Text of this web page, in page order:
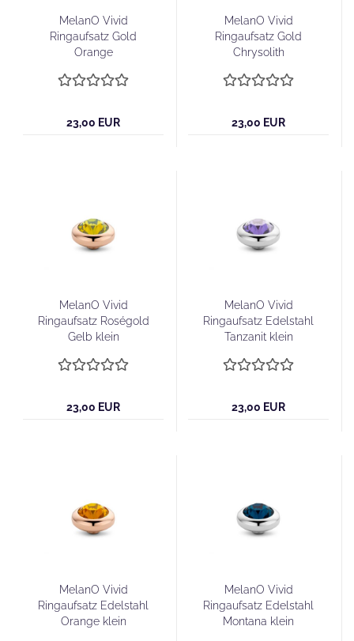
MelanO Vivid
Ringaufsatz Gold
Orange
23,00 EUR
MelanO Vivid
Ringaufsatz Gold
Chrysolith
23,00 EUR
MelanO Vivid
Ringaufsatz Roségold
Gelb klein
23,00 EUR
MelanO Vivid
Ringaufsatz Edelstahl
Tanzanit klein
23,00 EUR
MelanO Vivid
Ringaufsatz Edelstahl
Orange klein
MelanO Vivid
Ringaufsatz Edelstahl
Montana klein